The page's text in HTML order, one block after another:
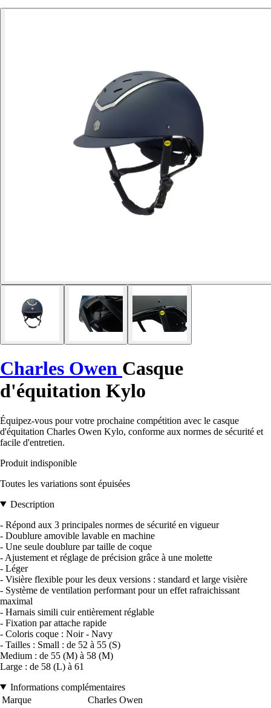
Charles Owen Casque
d'équitation Kylo
Équipez-vous pour votre prochaine compétition avec le casque
d'équitation Charles Owen Kylo, conforme aux normes de sécurité et
facile d'entretien.
Produit indisponible
Toutes les variations sont épuisées
Description
- Répond aux 3 principales normes de sécurité en vigueur
- Doublure amovible lavable en machine
- Une seule doublure par taille de coque
- Ajustement et réglage de précision grâce à une molette
- Léger
- Visière flexible pour les deux versions : standard et large visière
- Système de ventilation performant pour un effet rafraichissant
maximal
- Harnais simili cuir entièrement réglable
- Fixation par attache rapide
- Coloris coque : Noir - Navy
- Tailles : Small : de 52 à 55 (S)
Medium : de 55 (M) à 58 (M)
Large : de 58 (L) à 61
Informations complémentaires
Marque
Charles Owen